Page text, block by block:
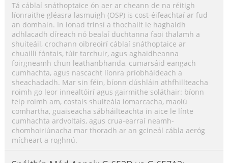
Tá cáblaí snáthoptaice ón aer ar cheann de na réitigh
líonraithe gléasra lasmuigh (OSP) is cost-éifeachtaí ar fud
an domhain. In ionad trinsí a thochailt le haghaidh
adhlacadh díreach nó bealaí duchtanna faoi thalamh a
shuiteáil, crochann oibreoirí cáblaí snáthoptaice ar
chuaillí fóntais, túir tarchuir, agus aghaidheanna
foirgneamh chun leathanbhanda, cumarsáid eangach
cumhachta, agus nascacht líonra príobháideach a
sheachadadh. Mar sin féin, bíonn dúshláin athfhillteacha
roimh go leor innealtóirí agus gairmithe soláthair: bíonn
teip roimh am, costais shuiteála iomarcacha, maolú
comhartha, guaiseacha sábháilteachta in aice le línte
cumhachta ardvoltais, agus crua-earraí neamh-
chomhoiriúnacha mar thoradh ar an gcineál cábla aeróg
mícheart a roghnú.